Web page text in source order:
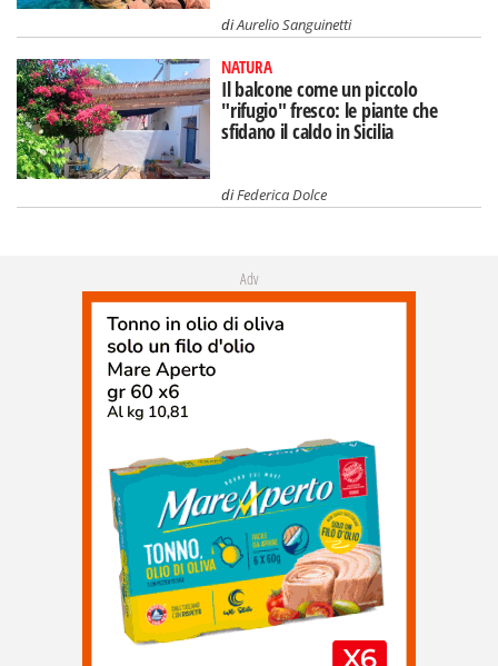
diAurelio Sanguinetti
NATURA
Il balcone come un piccolo
"rifugio" fresco: le piante che
sfidano il caldo in Sicilia
diFederica Dolce
Adv